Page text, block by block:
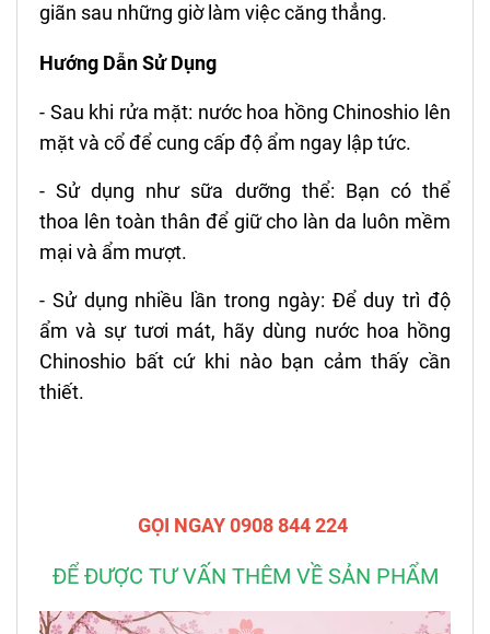
giãn sau những giờ làm việc căng thẳng.
Hướng Dẫn Sử Dụng
- Sau khi rửa mặt: nước hoa hồng Chinoshio lên
mặt và cổ để cung cấp độ ẩm ngay lập tức.
- Sử dụng như sữa dưỡng thể: Bạn có thể
thoa lên toàn thân để giữ cho làn da luôn mềm
mại và ẩm mượt.
- Sử dụng nhiều lần trong ngày: Để duy trì độ
ẩm và sự tươi mát, hãy dùng nước hoa hồng
Chinoshio bất cứ khi nào bạn cảm thấy cần
thiết.
GỌI NGAY 0908 844 224
ĐỂ ĐƯỢC TƯ VẤN THÊM VỀ SẢN PHẨM